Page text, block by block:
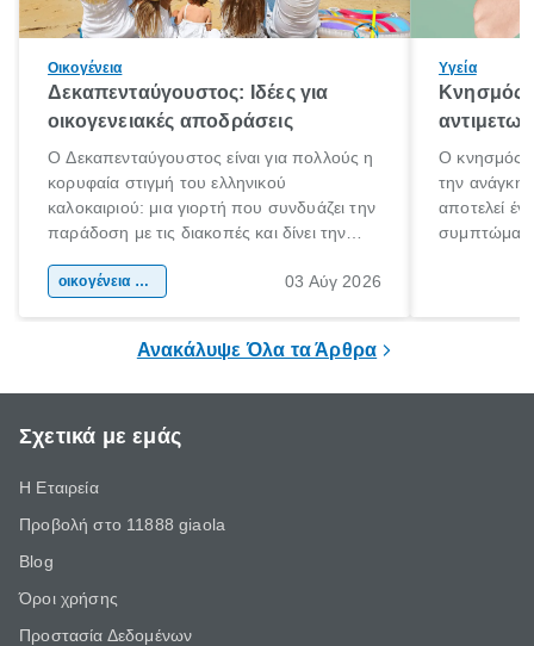
Οικογένεια
Δεκαπενταύγουστος: Ιδέες για
οικογενειακές αποδράσεις
Ο Δεκαπενταύγουστος είναι για πολλούς η
κορυφαία στιγμή του ελληνικού
καλοκαιριού: μια γιορτή που συνδυάζει την
παράδοση με τις διακοπές και δίνει την
χώρας. Είτε πρόκειται για λίγες μέρες
οικογένεια & παιδί 03 Αύγ 2026
Υγεία
Κνησμός:
Ο κνησμός
την ανάγκη
αποτελεί
Ανακάλυψε Όλα τα Άρθρα
Σχετικά με εμάς
Η Εταιρεία
Προβολή στο 11888 giaola
Blog
Όροι χρήσης
Προστασία Δεδομένων